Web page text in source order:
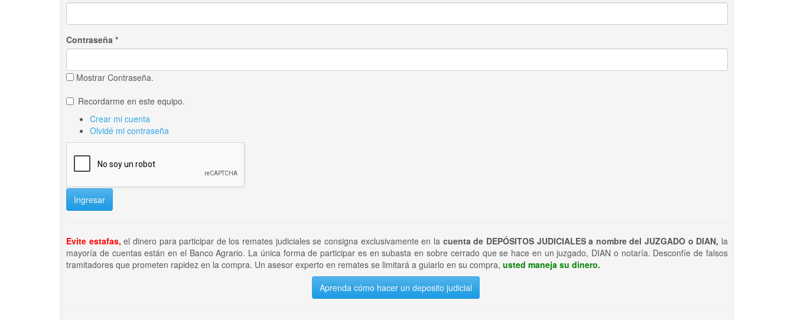
Contraseña *
Mostrar Contraseña.
Recordarme en este equipo.
Crear mi cuenta
Olvidé mi contraseña
Ingresar
Evite estafas, el dinero para participar de los remates judiciales se consigna exclusivamente en lacuenta de DEPÓSITOS JUDICIALES a nombre del JUZGADO o DIAN, la
mayoría de cuentas están en el Banco Agrario. La única forma de participar es en subasta en sobre cerrado que se hace en un juzgado, DIAN o notaría. Desconfíe de falsos
tramitadores que prometen rapidez en la compra. Un asesor experto en remates se limitará a guiarlo en su compra, usted maneja su dinero.
Aprenda cómo hacer un deposito judicial